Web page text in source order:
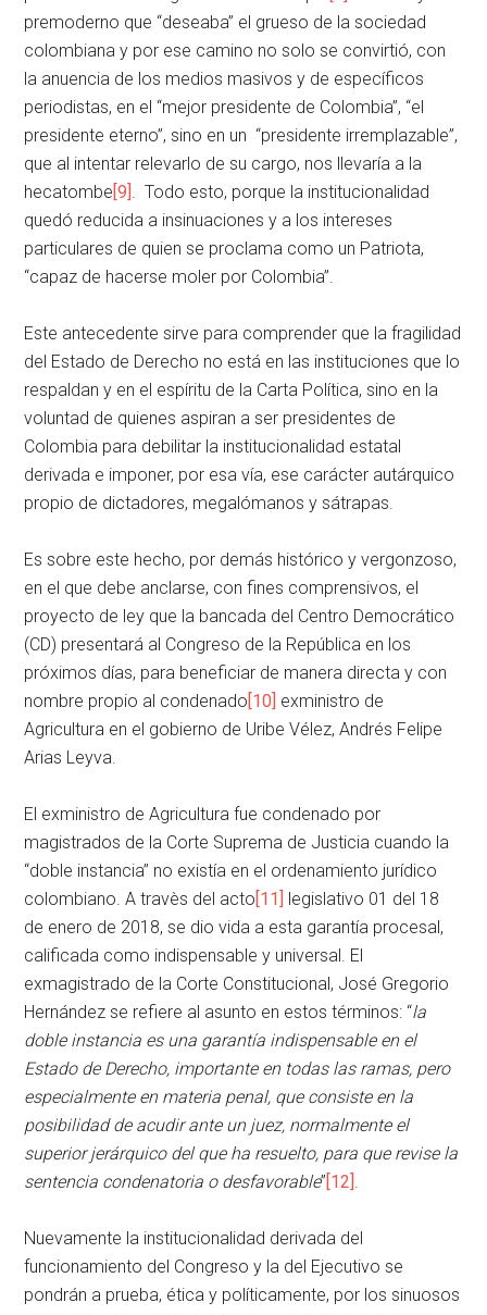
premoderno que “deseaba” el grueso de la sociedad
colombiana y por ese camino no solo se convirtió, con
la anuencia de los medios masivos y de específicos
periodistas, en el “mejor presidente de Colombia”, “el
presidente eterno”, sino en un “presidente irremplazable”,
que al intentar relevarlo de su cargo, nos llevaría a la
hecatombe[9]. Todo esto, porque la institucionalidad
quedó reducida a insinuaciones y a los intereses
particulares de quien se proclama como un Patriota,
“capaz de hacerse moler por Colombia”.
Este antecedente sirve para comprender que la fragilidad
del Estado de Derecho no está en las instituciones que lo
respaldan y en el espíritu de la Carta Política, sino en la
voluntad de quienes aspiran a ser presidentes de
Colombia para debilitar la institucionalidad estatal
derivada e imponer, por esa vía, ese carácter autárquico
propio de dictadores, megalómanos y sátrapas.
Es sobre este hecho, por demás histórico y vergonzoso,
en el que debe anclarse, con fines comprensivos, el
proyecto de ley que la bancada del Centro Democrático
(CD) presentará al Congreso de la República en los
próximos días, para beneficiar de manera directa y con
nombre propio al condenado[10] exministro de
Agricultura en el gobierno de Uribe Vélez, Andrés Felipe
Arias Leyva.
El exministro de Agricultura fue condenado por
magistrados de la Corte Suprema de Justicia cuando la
“doble instancia” no existía en el ordenamiento jurídico
colombiano. A travès del acto[11] legislativo 01 del 18
de enero de 2018, se dio vida a esta garantía procesal,
calificada como indispensable y universal. El
exmagistrado de la Corte Constitucional, José Gregorio
Hernández se refiere al asunto en estos términos: “la
doble instancia es una garantía indispensable en el
Estado de Derecho, importante en todas las ramas, pero
especialmente en materia penal, que consiste en la
posibilidad de acudir ante un juez, normalmente el
superior jerárquico del que ha resuelto, para que revise la
sentencia condenatoria o desfavorable”[12].
Nuevamente la institucionalidad derivada del
funcionamiento del Congreso y la del Ejecutivo se
pondrán a prueba, ética y políticamente, por los sinuosos